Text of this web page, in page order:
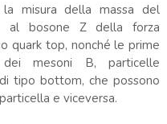
misura della massa del
al bosone Z della forza
quark top, nonché le prime
dei mesoni B, particelle
tipo bottom, che possono
e viceversa.